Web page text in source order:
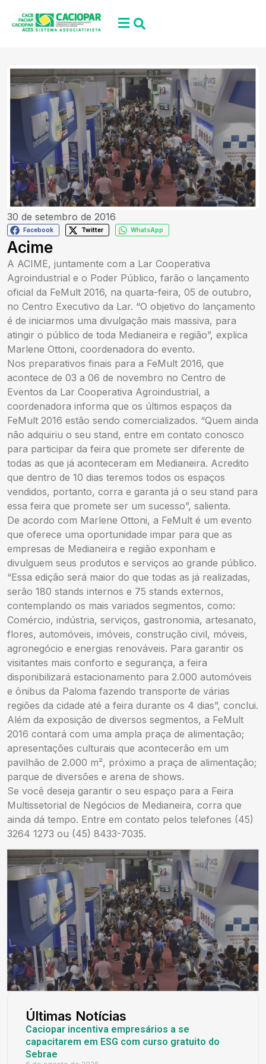
30 de setembro de 2016
Facebook Twitter WhatsApp
Acime
A ACIME, juntamente com a Lar Cooperativa
Agroindustrial e o Poder Público, farão o lançamento
oficial da FeMult 2016, na quarta-feira, 05 de outubro,
no Centro Executivo da Lar. “O objetivo do lançamento
é de iniciarmos uma divulgação mais massiva, para
atingir o público de toda Medianeira e região”, explica
Marlene Ottoni, coordenadora do evento.
Nos preparativos finais para a FeMult 2016, que
acontece de 03 a 06 de novembro no Centro de
Eventos da Lar Cooperativa Agroindustrial, a
coordenadora informa que os últimos espaços da
FeMult 2016 estão sendo comercializados. “Quem ainda
não adquiriu o seu stand, entre em contato conosco
para participar da feira que promete ser diferente de
todas as que já aconteceram em Medianeira. Acredito
que dentro de 10 dias teremos todos os espaços
vendidos, portanto, corra e garanta já o seu stand para
essa feira que promete ser um sucesso”, salienta.
De acordo com Marlene Ottoni, a FeMult é um evento
que oferece uma oportunidade impar para que as
empresas de Medianeira e região exponham e
divulguem seus produtos e serviços ao grande público.
“Essa edição será maior do que todas as já realizadas,
serão 180 stands internos e 75 stands externos,
contemplando os mais variados segmentos, como:
Comércio, indústria, serviços, gastronomia, artesanato,
flores, automóveis, imóveis, construção civil, móveis,
agronegócio e energias renováveis. Para garantir os
visitantes mais conforto e segurança, a feira
disponibilizará estacionamento para 2.000 automóveis
e ônibus da Paloma fazendo transporte de várias
regiões da cidade até a feira durante os 4 dias”, conclui.
Além da exposição de diversos segmentos, a FeMult
2016 contará com uma ampla praça de alimentação;
apresentações culturais que acontecerão em um
pavilhão de 2.000 m², próximo a praça de alimentação;
parque de diversões e arena de shows.
Se você deseja garantir o seu espaço para a Feira
Multissetorial de Negócios de Medianeira, corra que
ainda dá tempo. Entre em contato pelos telefones (45)
3264 1273 ou (45) 8433-7035.
Últimas Notícias
Caciopar incentiva empresários a se
capacitarem em ESG com curso gratuito do
Sebrae